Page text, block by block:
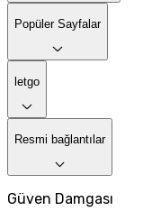
Popüler Sayfalar
letgo
Resmi bağlantılar
Güven Damgası